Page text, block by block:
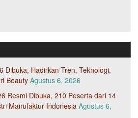
Dibuka, Hadirkan Tren, Teknologi,
Beauty Agustus 6, 2026
Resmi Dibuka, 210 Peserta dari 14
Manufaktur Indonesia Agustus 6,